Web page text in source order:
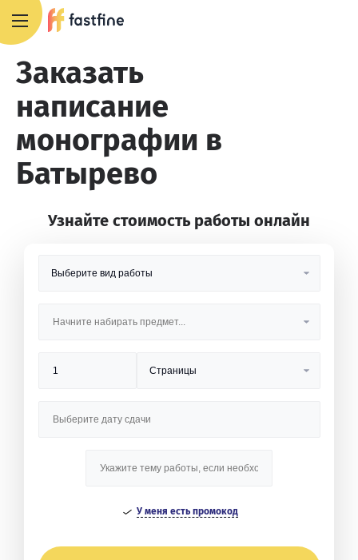
Заказать
написание
монографии в
Батырево
Узнайте стоимость работы онлайн
У меня есть промокод